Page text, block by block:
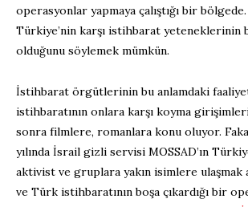
operasyonlar yapmaya çalıştığı bir
Türkiye’nin karşı istihbarat yeteneklerinin
olduğunu söylemek mümkün.
İstihbarat örgütlerinin bu anlamdaki
istihbaratının onlara karşı koyma
sonra filmlere, romanlara konu oluyor.
yılında İsrail gizli servisi MOSSAD’ın
aktivist ve gruplara yakın isimlere ulaşmak
ve Türk istihbaratının boşa çıkardığı bir